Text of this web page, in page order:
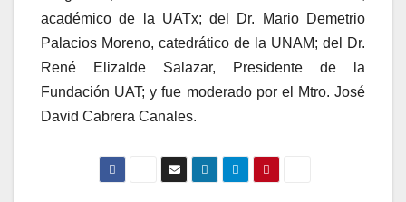
académico de la UATx; del Dr. Mario Demetrio
Palacios Moreno, catedrático de la UNAM; del Dr.
René Elizalde Salazar, Presidente de la
Fundación UAT; y fue moderado por el Mtro. José
David Cabrera Canales.